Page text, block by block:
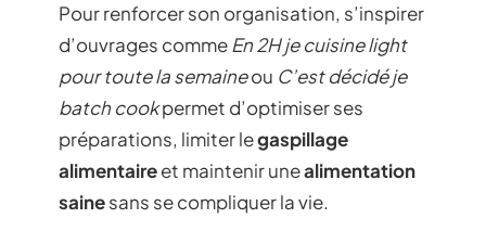
Pour renforcer son organisation, s’inspirer
d’ouvrages commeEn 2H je cuisine light
pour toute la semaineou C’est décidé je
batch cookpermet d’optimiser ses
préparations, limiter legaspillage
alimentaireet maintenir unealimentation
sainesans se compliquer la vie.